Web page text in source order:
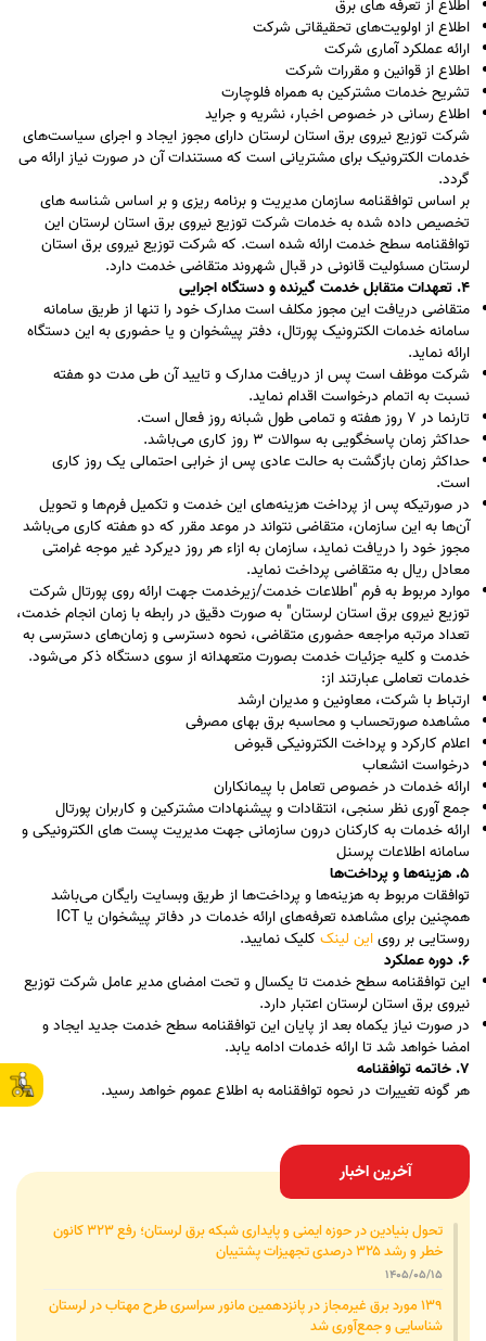
اطلاع از تعرفه های برق
اطلاع از اولویت‌های تحقیقاتی شرکت
ارائه عملکرد آماری شرکت
اطلاع از قوانین و مقررات شرکت
تشریح خدمات مشترکین به همراه فلوچارت
اطلاع رسانی در خصوص اخبار، نشریه و جراید
شرکت توزیع نیروی برق استان لرستان دارای مجوز ایجاد و اجرای سیاست‌های
خدمات الکترونیک برای مشتریانی است که مستندات آن در صورت نیاز ارائه می
گردد.
بر اساس توافقنامه سازمان مدیریت و برنامه ریزی و بر اساس شناسه های
تخصیص داده شده به خدمات شرکت توزیع نیروی برق استان لرستان این
توافقنامه سطح خدمت ارائه شده است. که شرکت توزیع نیروی برق استان
لرستان مسئولیت قانونی در قبال شهروند متقاضی خدمت دارد.
۴. تعهدات متقابل خدمت گیرنده و دستگاه اجرایی
متقاضی دریافت این مجوز مکلف است مدارک خود را تنها از طریق سامانه
سامانه خدمات الکترونیک پورتال، دفتر پیشخوان و یا حضوری به این دستگاه
ارائه نماید.
شرکت موظف است پس از دریافت مدارک و تایید آن طی مدت دو هفته
نسبت به اتمام درخواست اقدام نماید.
تارنما در ۷ روز هفته و تمامی طول شبانه روز فعال است.
حداکثر زمان پاسخگویی به سوالات ۳ روز کاری می‌باشد.
حداکثر زمان بازگشت به حالت عادی پس از خرابی احتمالی یک روز کاری
است.
در صورتیکه پس از پرداخت هزینه‌های این خدمت و تکمیل فرم‌ها و تحویل
آن‌ها به این سازمان، متقاضی نتواند در موعد مقرر که دو هفته کاری می‌باشد
مجوز خود را دریافت نماید، سازمان به ازاء هر روز دیرکرد غیر موجه غرامتی
معادل ریال به متقاضی پرداخت نماید.
موارد مربوط به فرم "اطلاعات خدمت/زیرخدمت جهت ارائه روی پورتال شرکت
توزیع نیروی برق استان لرستان" به صورت دقیق در رابطه با زمان انجام خدمت،
تعداد مرتبه مراجعه حضوری متقاضی، نحوه دسترسی و زمان‌های دسترسی به
خدمت و کلیه جزئیات خدمت بصورت متعهدانه از سوی دستگاه ذکر می‌شود.
خدمات تعاملی عبارتند از:
ارتباط با شرکت، معاونین و مدیران ارشد
مشاهده صورتحساب و محاسبه برق بهای مصرفی
اعلام کارکرد و پرداخت الکترونیکی قبوض
درخواست انشعاب
ارائه خدمات در خصوص تعامل با پیمانکاران
جمع آوری نظر سنجی، انتقادات و پیشنهادات مشترکین و کاربران پورتال
ارائه خدمات به کارکنان درون سازمانی جهت مدیریت پست های الکترونیکی و
سامانه اطلاعات پرسنل
۵. هزینه‌ها و پرداخت‌ها
توافقات مربوط به هزینه‌ها و پرداخت‌ها از طریق وبسایت رایگان می‌باشد
همچنین برای مشاهده تعرفه‌های ارائه خدمات در دفاتر پیشخوان یا ICT
روستایی بر رویاین لینک کلیک نمایید.
۶. دوره عملکرد
این توافقنامه سطح خدمت تا یکسال و تحت امضای مدیر عامل شرکت توزیع
نیروی برق استان لرستان اعتبار دارد.
در صورت نیاز یکماه بعد از پایان این توافقنامه سطح خدمت جدید ایجاد و
امضا خواهد شد تا ارائه خدمات ادامه یابد.
۷. خاتمه توافقنامه
هر گونه تغییرات در نحوه توافقنامه به اطلاع عموم خواهد رسید.
آخرین اخبار
تحول بنیادین در حوزه ایمنی و پایداری شبکه برق لرستان؛ رفع ۳۲۳ کانون
خطر و رشد ۳۲۵ درصدی تجهیزات پشتیبان
1405/05/15
۱۳۹ مورد برق غیرمجاز در پانزدهمین مانور سراسری طرح مهتاب در لرستان
شناسایی و جمع‌آوری شد